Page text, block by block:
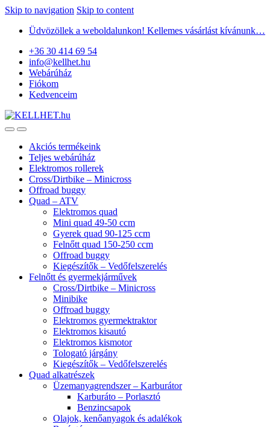
Skip to navigation Skip to content
Üdvözöllek a weboldalunkon! Kellemes vásárlást kívánunk…
+36 30 414 69 54
info@kellhet.hu
Webárúház
Fiókom
Kedvenceim
Akciós termékeink
Teljes webárúház
Elektromos rollerek
Cross/Dirtbike – Minicross
Offroad buggy
Quad – ATV
Elektromos quad
Mini quad 49-50 ccm
Gyerek quad 90-125 ccm
Felnőtt quad 150-250 ccm
Offroad buggy
Kiegészítők – Vedőfelszerelés
Felnőtt és gyermekjárművek
Cross/Dirtbike – Minicross
Minibike
Offroad buggy
Elektromos gyermektraktor
Elektromos kisautó
Elektromos kismotor
Tologató járgány
Kiegészítők – Vedőfelszerelés
Quad alkatrészek
Üzemanyagrendszer – Karburátor
Karburáto – Porlasztó
Benzincsapok
Olajok, kenőanyagok és adalékok